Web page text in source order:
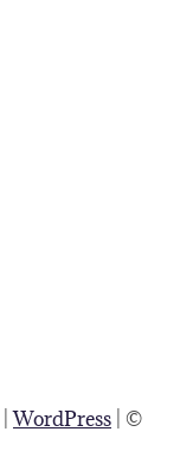
|WordPress | ©